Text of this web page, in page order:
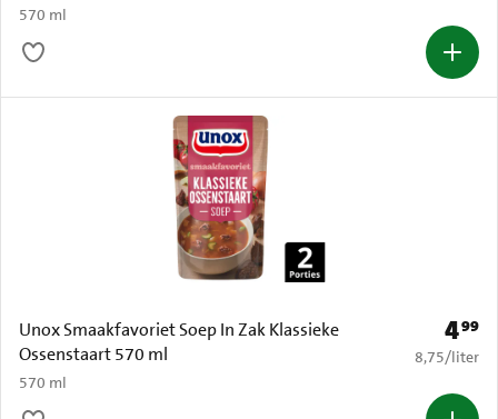
570 ml
Unox Smaakfavoriet Soep In Zak Klassieke
Ossenstaart 570 ml
570 ml
Prijs:
499
€ 8,75 per
8,75/liter